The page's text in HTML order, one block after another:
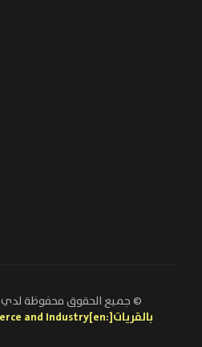
© جميع الحقوق محفوظة لدي
بالقريات[:en]Chamber of Commerce and Industry[:]